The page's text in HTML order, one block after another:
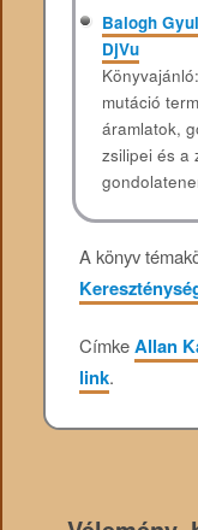
Balogh
DjVu
mutáció
áramlatok,
zsilipei és a
A könyv
CímkeAllan
link.